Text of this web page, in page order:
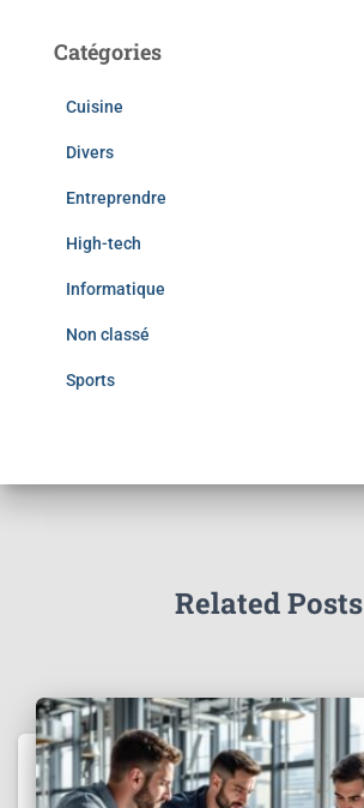
Catégories
Cuisine
Divers
Entreprendre
High-tech
Informatique
Non classé
Sports
Related Posts